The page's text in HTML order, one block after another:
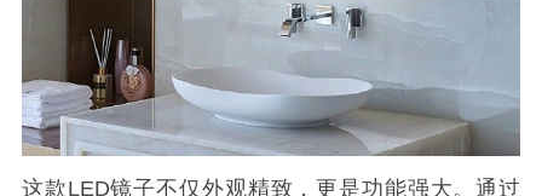
这款LED镜子不仅外观精致，更是功能强大。通过